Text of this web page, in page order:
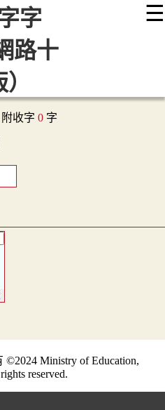
☰
輯說明
收字 0 字
Ministry of Education,
reserved.